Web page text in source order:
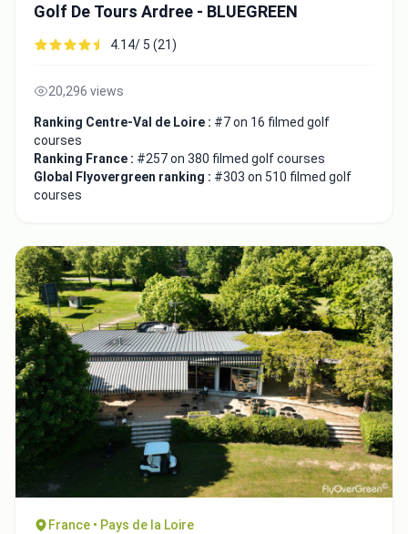
Golf De Tours Ardree - BLUEGREEN
4.14/ 5 (21)
20,296 views
Ranking Centre-Val de Loire : #7 on 16 filmed golf
courses
Ranking France : #257 on 380 filmed golf courses
Global Flyovergreen ranking : #303 on 510 filmed golf
courses
France • Pays de la Loire